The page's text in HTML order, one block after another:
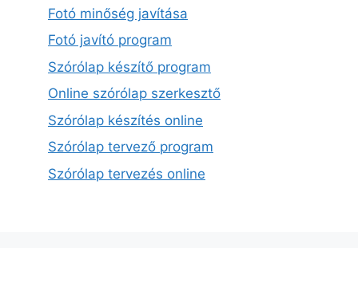
Fotó minőség javítása
Fotó javító program
Szórólap készítő program
Online szórólap szerkesztő
Szórólap készítés online
Szórólap tervező program
Szórólap tervezés online